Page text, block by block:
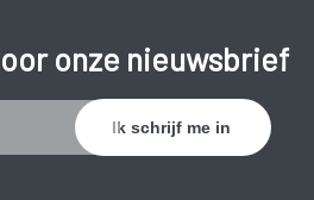
onze nieuwsbrief